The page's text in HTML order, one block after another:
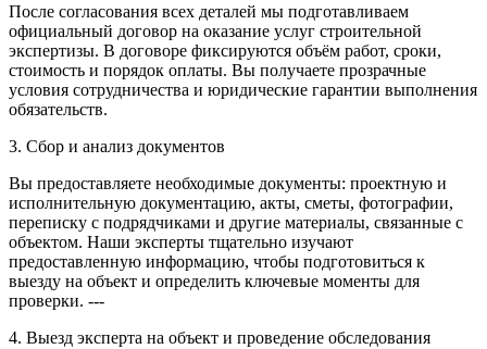
После согласования всех деталей мы подготавливаем
официальный договор на оказание услуг строительной
экспертизы. В договоре фиксируются объём работ, сроки,
стоимость и порядок оплаты. Вы получаете прозрачные
условия сотрудничества и юридические гарантии выполнения
обязательств.
3. Сбор и анализ документов
Вы предоставляете необходимые документы: проектную и
исполнительную документацию, акты, сметы, фотографии,
переписку с подрядчиками и другие материалы, связанные с
объектом. Наши эксперты тщательно изучают
предоставленную информацию, чтобы подготовиться к
выезду на объект и определить ключевые моменты для
проверки. ---
4. Выезд эксперта на объект и проведение обследования